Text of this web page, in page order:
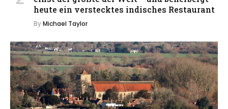
heute ein verstecktes indisches Restaurant
ByMichael Taylor